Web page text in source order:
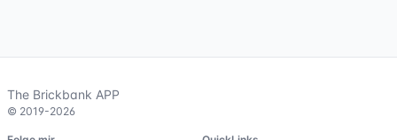
The Brickbank APP
© 2019-2026